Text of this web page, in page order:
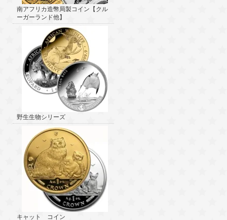
南アフリカ造幣局製コイン【クル
ーガーランド他】
野生生物シリーズ
キャット コイン